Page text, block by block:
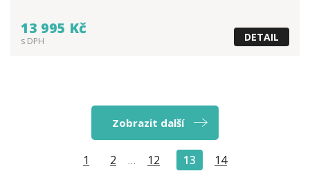
13 995 Kč
s DPH DETAIL
Zobrazit další
1 2 … 12 13 14